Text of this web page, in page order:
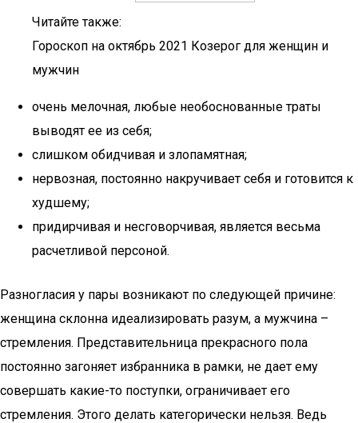
Читайте также:
Гороскоп на октябрь 2021 Козерог для женщин и
мужчин
очень мелочная, любые необоснованные траты
выводят ее из себя;
слишком обидчивая и злопамятная;
нервозная, постоянно накручивает себя и готовится к
худшему;
придирчивая и несговорчивая, является весьма
расчетливой персоной.
Разногласия у пары возникают по следующей причине:
женщина склонна идеализировать разум, а мужчина –
стремления. Представительница прекрасного пола
постоянно загоняет избранника в рамки, не дает ему
совершать какие-то поступки, ограничивает его
стремления. Этого делать категорически нельзя. Ведь